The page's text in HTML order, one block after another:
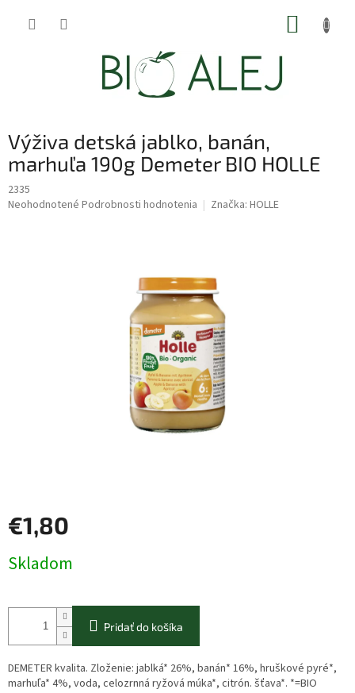
Výživa detská jablko, banán,
marhuľa 190g Demeter BIO HOLLE
2335
Priemerné
Neohodnotené Podrobnosti hodnotenia Značka: HOLLE
€1,80
cena:
Skladom
Pridať do košíka
DEMETER kvalita. Zloženie: jablká* 26%, banán* 16%, hruškové pyré*,
marhuľa* 4%, voda, celozrnná ryžová múka*, citrón. šťava*. *=BIO